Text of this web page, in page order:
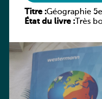
Titre :Géographie
Praxis
État du livre :Très